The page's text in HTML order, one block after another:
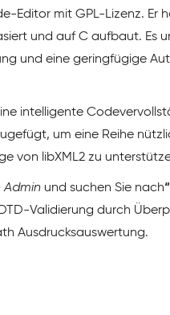
Editor mit GPL-Lizenz. Er
und auf C aufbaut. Es
und eine geringfügige
intelligente
um eine Reihe
von libXML2 zu
Admin und suchen Sie nach
Validierung durch
Ausdrucksauswertung.